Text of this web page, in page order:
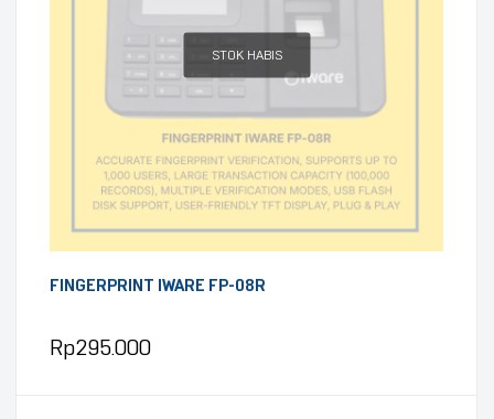
STOK HABIS
FINGERPRINT IWARE FP-08R
Rp295.000